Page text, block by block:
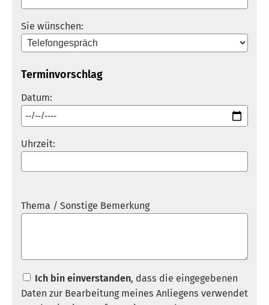
Sie wünschen:
Terminvorschlag
Datum:
Uhrzeit:
Thema / Sonstige Bemerkung
Ich bin einverstanden, dass die eingegebenen
Daten zur Bearbeitung meines Anliegens verwendet